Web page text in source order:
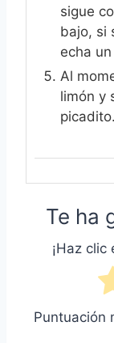
sigue
bajo, si
echa
Al
limón y
picadito.
Te ha
¡Haz
Puntuación